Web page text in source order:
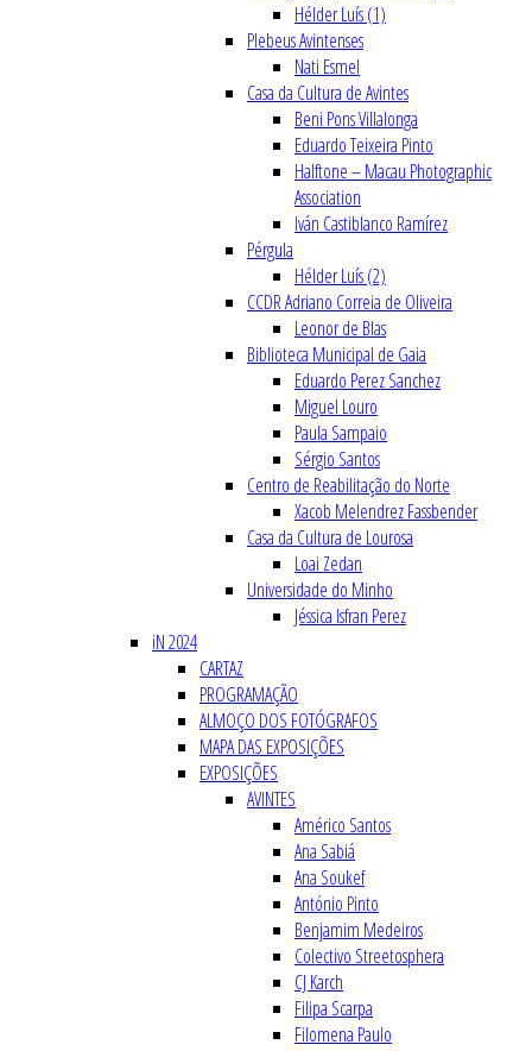
Hélder Luís (1)
Plebeus Avintenses
Nati Esmel
Casa da Cultura de Avintes
Beni Pons Villalonga
Eduardo Teixeira Pinto
Halftone – Macau Photographic
Association
Iván Castiblanco Ramírez
Pérgula
Hélder Luís (2)
CCDR Adriano Correia de Oliveira
Leonor de Blas
Biblioteca Municipal de Gaia
Eduardo Perez Sanchez
Miguel Louro
Paula Sampaio
Sérgio Santos
Centro de Reabilitação do Norte
Xacob Melendrez Fassbender
Casa da Cultura de Lourosa
Loai Zedan
Universidade do Minho
Jéssica Isfran Perez
iN 2024
CARTAZ
PROGRAMAÇÃO
ALMOÇO DOS FOTÓGRAFOS
MAPA DAS EXPOSIÇÕES
EXPOSIÇÕES
AVINTES
Américo Santos
Ana Sabiá
Ana Soukef
António Pinto
Benjamim Medeiros
Colectivo Streetosphera
CJ Karch
Filipa Scarpa
Filomena Paulo